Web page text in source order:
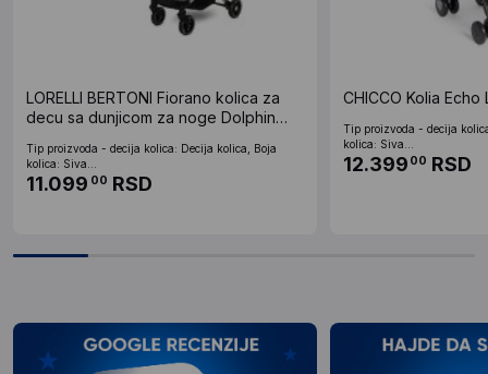
LORELLI BERTONI Fiorano kolica za
decu sa dunjicom za noge Dolphin
Tip proizvoda - decija kolica: Decija kolica, Boja
kolica: Siva...
11.099 00 RSD
CHICCO Kolia Echo
Tip proizvoda - decija
kolica: Siva...
12.399 00 RSD